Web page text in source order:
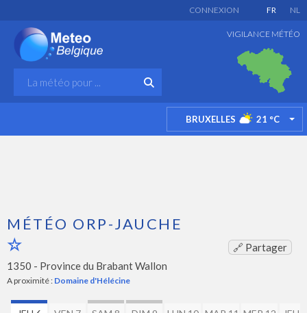
FR NL
CONNEXION
VIGILANCE MÉTÉO
BRUXELLES 21 °C
MÉTÉO ORP-JAUCHE
🔗 Partager
1350 - Province du Brabant Wallon
A proximité : Domaine d'Hélécine